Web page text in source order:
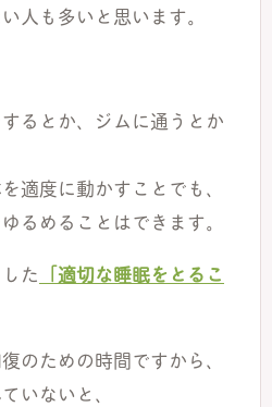
人も多いと思います。
るとか、ジムに通うとか
適度に動かすことでも、
るめることはできます。
た 「適切な睡眠をとるこ
のための時間ですから、
いないと、